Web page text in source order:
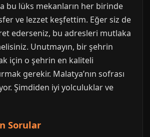
bu lüks mekanların her birinde
ve lezzet keşfettim. Eğer siz de
ederseniz, bu adresleri mutlaka
Unutmayın, bir şehrin
için o şehrin en kaliteli
gerekir. Malatya’nın sofrası
Şimdiden iyi yolculuklar ve
Sorular